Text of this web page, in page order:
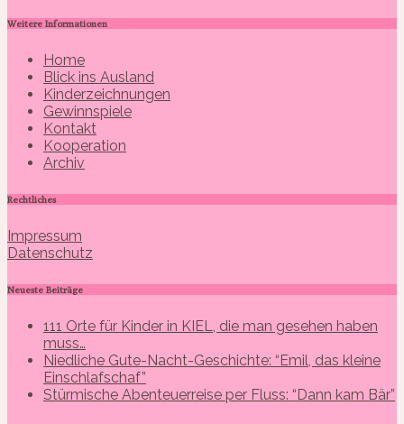
Weitere Informationen
Home
Blick ins Ausland
Kinderzeichnungen
Gewinnspiele
Kontakt
Kooperation
Archiv
Rechtliches
Impressum
Datenschutz
Neueste Beiträge
111 Orte für Kinder in KIEL, die man gesehen haben
muss…
Niedliche Gute-Nacht-Geschichte: “Emil, das kleine
Einschlafschaf”
Stürmische Abenteuerreise per Fluss: “Dann kam Bär”